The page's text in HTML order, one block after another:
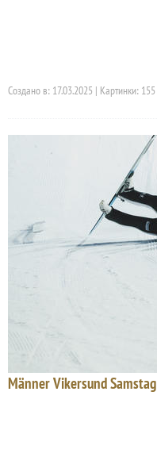
Создано в: 17.03.2025 | Картинки: 155
Männer Vikersund Samstag